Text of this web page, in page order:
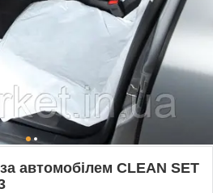
автомобілем CLEAN SET